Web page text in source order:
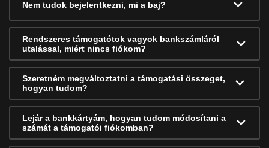
Nem tudok bejelentkezni, mi a baj?
Rendszeres támogatótok vagyok bankszámláról
utalással, miért nincs fiókom?
Szeretném megváltoztatni a támogatási összeget,
hogyan tudom?
Lejár a bankkártyám, hogyan tudom módosítani a
számát a támogatói fiókomban?